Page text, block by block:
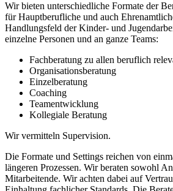
Wir bieten unterschiedliche Formate der
für Hauptberufliche und auch
Handlungsfeld der Kinder- und
einzelne Personen und an ganze Teams:
Fachberatung zu allen beruflich
Organisationsberatung
Einzelberatung
Coaching
Teamentwicklung
Kollegiale Beratung
Wir vermitteln Supervision.
Die Formate und Settings reichen von
längeren Prozessen. Wir beraten sowohl
Mitarbeitende. Wir achten dabei auf